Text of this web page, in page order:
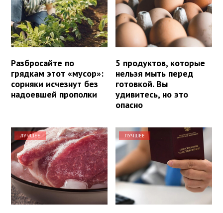
Разбросайте по
грядкам этот «мусор»:
сорняки исчезнут без
надоевшей прополки
5 продуктов, которые
нельзя мыть перед
готовкой. Вы
удивитесь, но это
опасно
ЛУЧШЕЕ ЛУЧШЕЕ